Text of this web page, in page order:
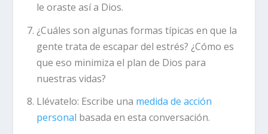
le oraste así a Dios.
¿Cuáles son algunas formas típicas en que la
gente trata de escapar del estrés? ¿Cómo es
que eso minimiza el plan de Dios para
nuestras vidas?
Llévatelo: Escribe una medida de acción
personal basada en esta conversación.